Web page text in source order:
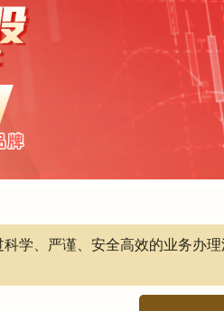
学、严谨、安全高效的业务办